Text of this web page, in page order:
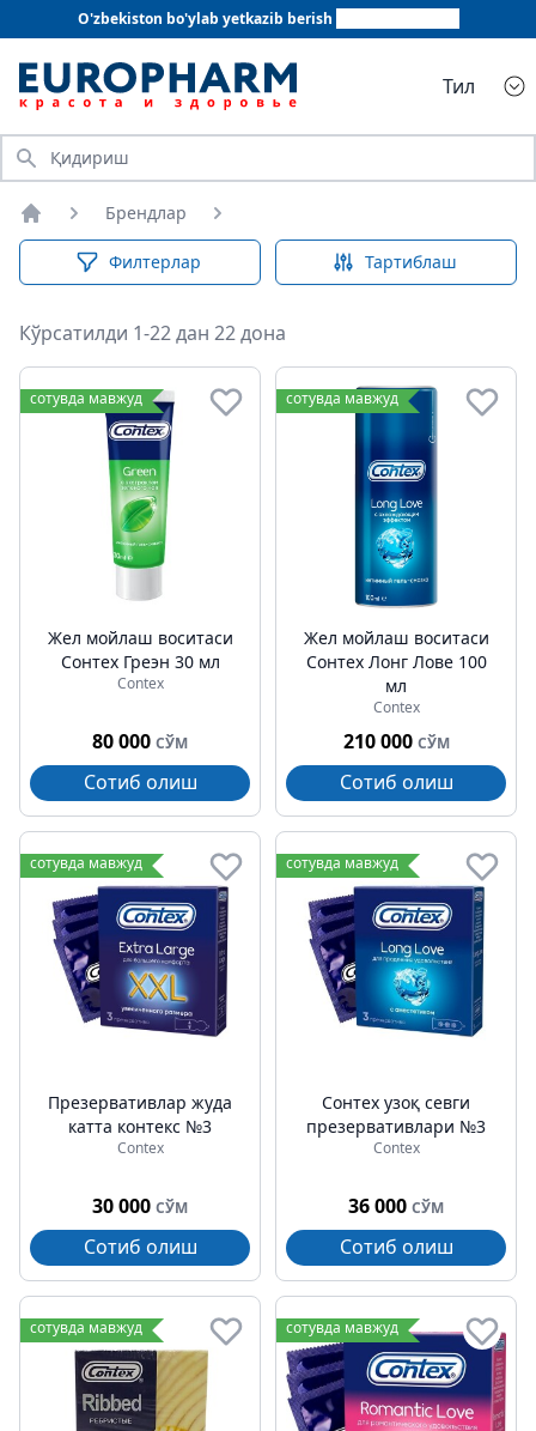
O'zbekiston bo'ylab yetkazib berish
Тил
Қидириш
Бош саҳифа
Брендлар
Филтерлар Тартиблаш
Кўрсатилди 1-22 дан 22 дона
сотувда мавжуд
Жел мойлаш воситаси
Cонтех Греэн 30 мл
Contex
80 000 СЎМ
Сотиб олиш
сотувда мавжуд
Жел мойлаш воситаси
Cонтех Лонг Лове 100
мл
Contex
210 000 СЎМ
Сотиб олиш
сотувда мавжуд
Презервативлар жуда
катта контекс №3
Contex
30 000 СЎМ
Сотиб олиш
сотувда мавжуд
Cонтех узоқ севги
презервативлари №3
Contex
36 000 СЎМ
Сотиб олиш
сотувда мавжуд сотувда мавжуд